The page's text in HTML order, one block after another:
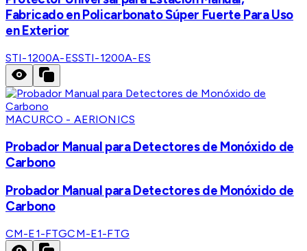
Fabricado en Policarbonato Súper Fuerte Para Uso
en Exterior
STI-1200A-ESSTI-1200A-ES
MACURCO - AERIONICS
Probador Manual para Detectores de Monóxido de
Carbono
Probador Manual para Detectores de Monóxido de
Carbono
CM-E1-FTGCM-E1-FTG